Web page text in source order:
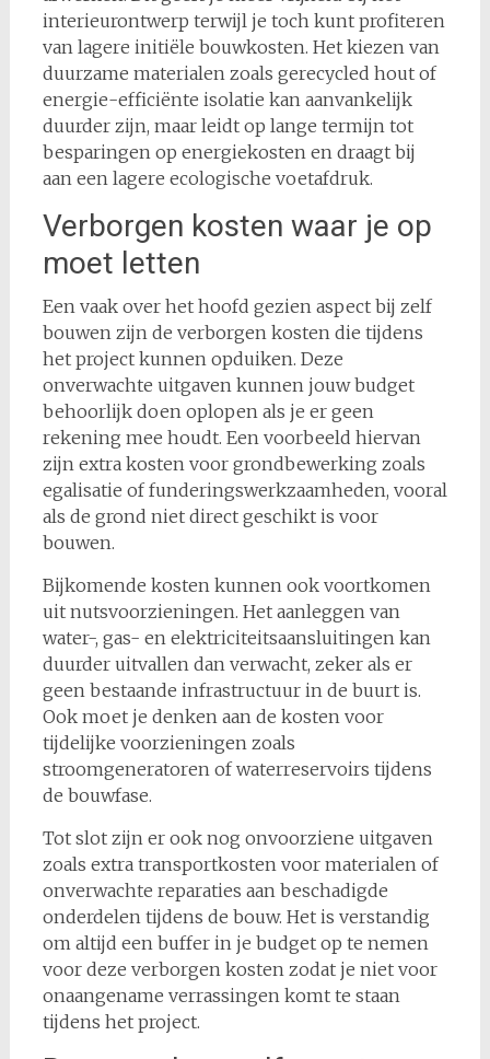
interieurontwerp terwijl je toch kunt profiteren
van lagere initiële bouwkosten. Het kiezen van
duurzame materialen zoals gerecycled hout of
energie-efficiënte isolatie kan aanvankelijk
duurder zijn, maar leidt op lange termijn tot
besparingen op energiekosten en draagt bij
aan een lagere ecologische voetafdruk.
Verborgen kosten waar je op
moet letten
Een vaak over het hoofd gezien aspect bij zelf
bouwen zijn de verborgen kosten die tijdens
het project kunnen opduiken. Deze
onverwachte uitgaven kunnen jouw budget
behoorlijk doen oplopen als je er geen
rekening mee houdt. Een voorbeeld hiervan
zijn extra kosten voor grondbewerking zoals
egalisatie of funderingswerkzaamheden, vooral
als de grond niet direct geschikt is voor
bouwen.
Bijkomende kosten kunnen ook voortkomen
uit nutsvoorzieningen. Het aanleggen van
water-, gas- en elektriciteitsaansluitingen kan
duurder uitvallen dan verwacht, zeker als er
geen bestaande infrastructuur in de buurt is.
Ook moet je denken aan de kosten voor
tijdelijke voorzieningen zoals
stroomgeneratoren of waterreservoirs tijdens
de bouwfase.
Tot slot zijn er ook nog onvoorziene uitgaven
zoals extra transportkosten voor materialen of
onverwachte reparaties aan beschadigde
onderdelen tijdens de bouw. Het is verstandig
om altijd een buffer in je budget op te nemen
voor deze verborgen kosten zodat je niet voor
onaangename verrassingen komt te staan
tijdens het project.